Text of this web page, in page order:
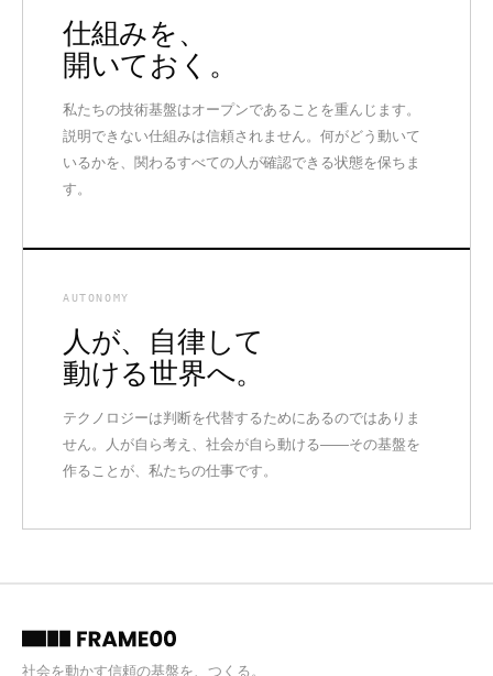
仕組みを、
開いておく。
私たちの技術基盤はオープンであることを重んじます。
説明できない仕組みは信頼されません。何がどう動いて
いるかを、関わるすべての人が確認できる状態を保ちま
す。
AUTONOMY
人が、自律して
動ける世界へ。
テクノロジーは判断を代替するためにあるのではありま
せん。人が自ら考え、社会が自ら動ける——その基盤を
作ることが、私たちの仕事です。
社会を動かす信頼の基盤を、つくる。